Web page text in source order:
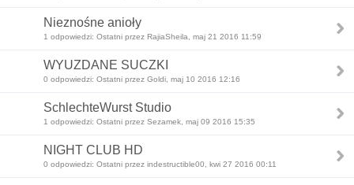
Nieznośne anioły
1 odpowiedzi: Ostatni przez RajiaSheila, maj 21 2016 11:59
WYUZDANE SUCZKI
0 odpowiedzi: Ostatni przez Goldi, maj 10 2016 12:16
SchlechteWurst Studio
1 odpowiedzi: Ostatni przez Sezamek, maj 09 2016 15:35
NIGHT CLUB HD
0 odpowiedzi: Ostatni przez indestructible00, kwi 27 2016 00:11